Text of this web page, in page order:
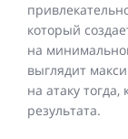
который
на
выглядит
на атаку
результата.